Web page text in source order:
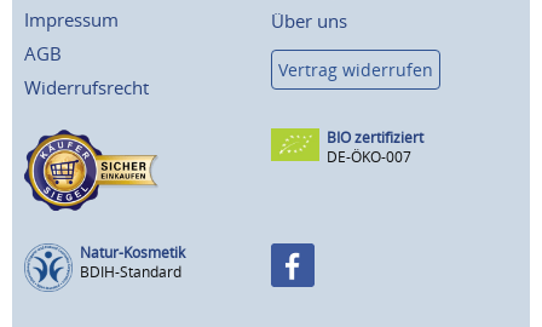
Impressum
AGB
Widerrufsrecht
Über uns
Vertrag widerrufen
BIO zertifiziert
DE-ÖKO-007
Natur-Kosmetik
BDIH-Standard